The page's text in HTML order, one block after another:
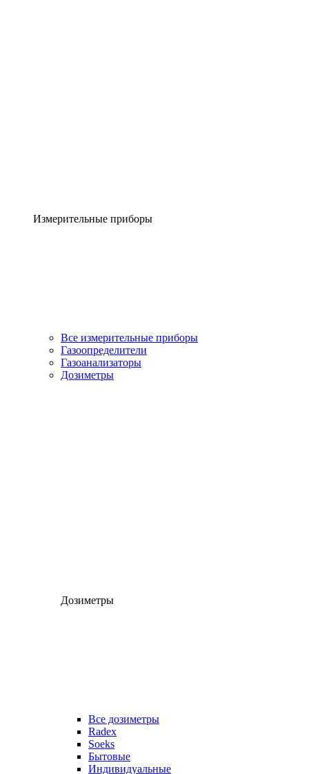
Измерительные приборы
Все измерительные приборы
Газоопределители
Газоанализаторы
Дозиметры
Дозиметры
Все дозиметры
Radex
Soeks
Бытовые
Индивидуальные